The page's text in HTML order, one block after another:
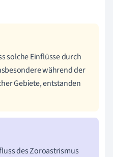
solche Einflüsse durch
während der
Gebiete, entstanden
des Zoroastrismus